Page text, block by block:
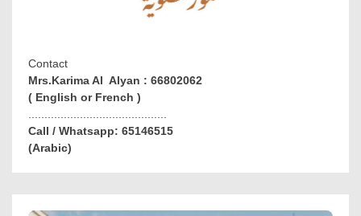
Contact
Mrs.Karima Al Alyan : 66802062
( English or French )
...........................................
Call / Whatsapp: 65146515
(Arabic)